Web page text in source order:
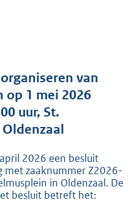
r
o
t
t
2
0
4
van
op 1 mei 2026
uur, St.
2026 een besluit
met zaaknummer Z2026-
in Oldenzaal. De
besluit betreft het: